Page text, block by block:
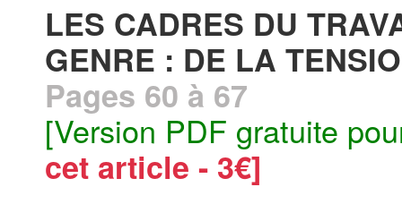
LES CADRES DU
GENRE : DE LA
Pages 60 à 67
[Version PDF gratuite
cet article - 3€]